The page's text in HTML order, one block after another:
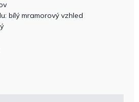
bílý mramorový vzhled